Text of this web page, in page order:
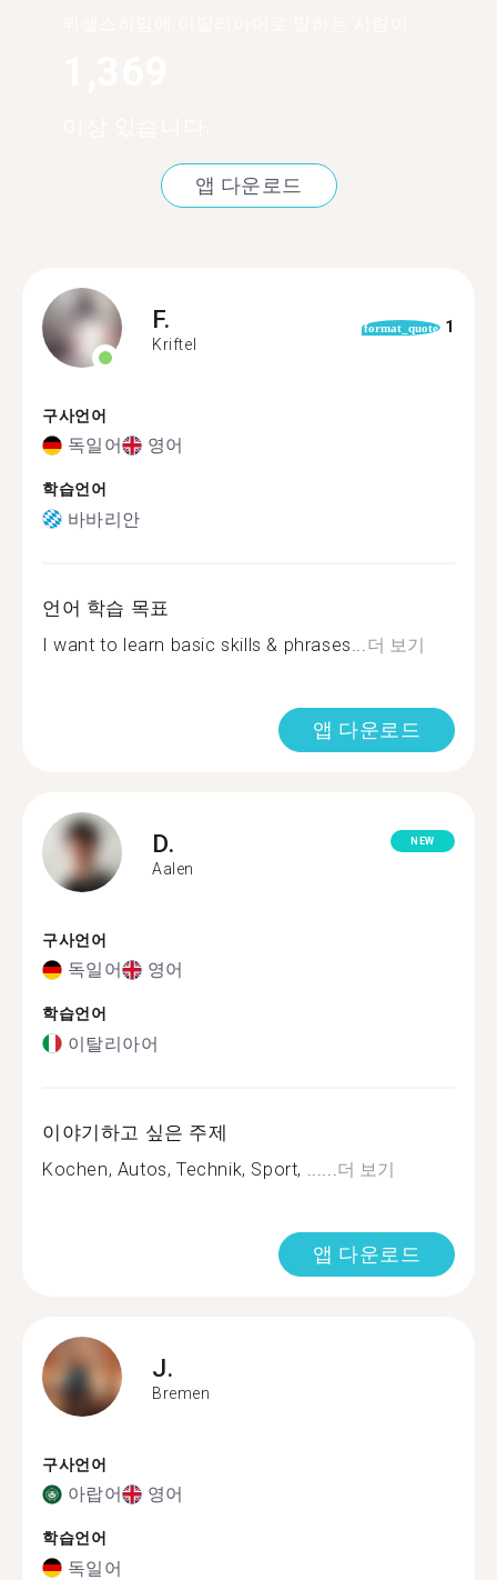
앱 다운로드
F.
Kriftel
format_quote 1
구사언어
독일어 영어
학습언어
바바리안
언어 학습 목표
I want to learn basic skills & phrases... 더 보기
앱 다운로드
D.
Aalen
NEW
구사언어
독일어 영어
학습언어
이탈리아어
이야기하고 싶은 주제
Kochen, Autos, Technik, Sport, ...... 더 보기
앱 다운로드
J.
Bremen
구사언어
아랍어 영어
학습언어
독일어